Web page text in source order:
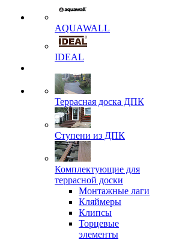
AQUAWALL
IDEAL
Террасная доска ДПК
Ступени из ДПК
Комплектующие для
террасной доски
Монтажные лаги
Кляймеры
Клипсы
Торцевые
элементы